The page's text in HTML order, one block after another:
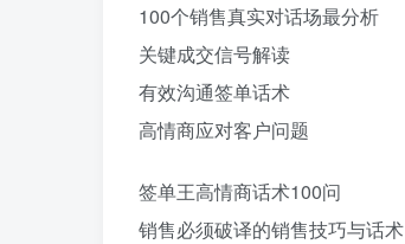
100个销售真实对话场最分析
关键成交信号解读
有效沟通签单话术
高情商应对客户问题
签单王高情商话术100问
销售必须破译的销售技巧与话术